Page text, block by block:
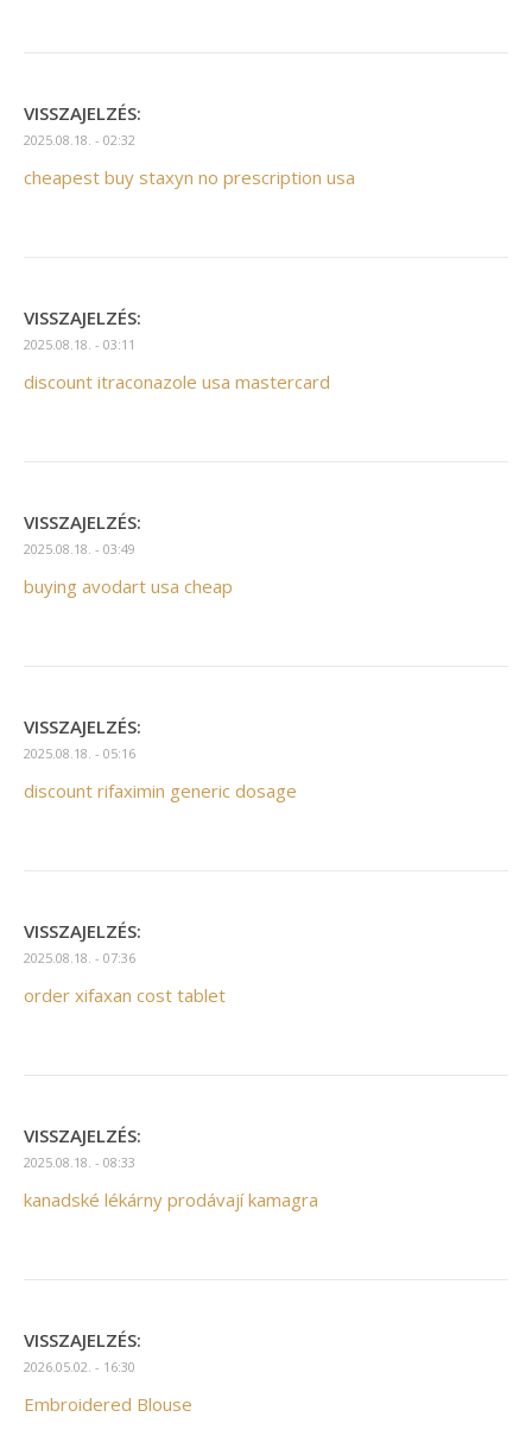
VISSZAJELZÉS:
2025.08.18. - 02:32
cheapest buy staxyn no prescription usa
VISSZAJELZÉS:
2025.08.18. - 03:11
discount itraconazole usa mastercard
VISSZAJELZÉS:
2025.08.18. - 03:49
buying avodart usa cheap
VISSZAJELZÉS:
2025.08.18. - 05:16
discount rifaximin generic dosage
VISSZAJELZÉS:
2025.08.18. - 07:36
order xifaxan cost tablet
VISSZAJELZÉS:
2025.08.18. - 08:33
kanadské lékárny prodávají kamagra
VISSZAJELZÉS:
2026.05.02. - 16:30
Embroidered Blouse